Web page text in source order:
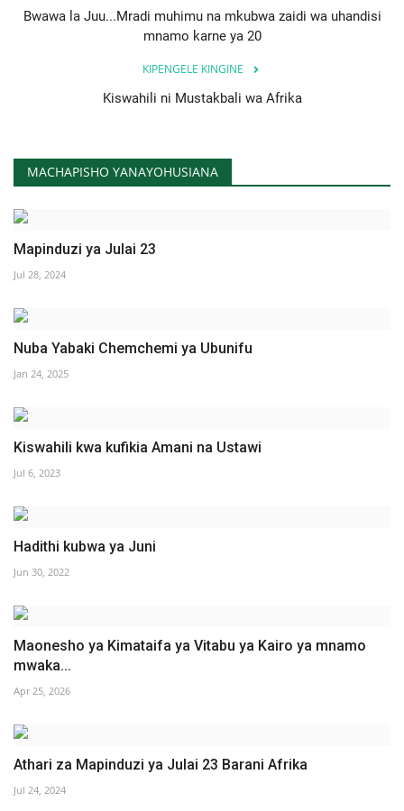
Bwawa la Juu...Mradi muhimu na mkubwa zaidi wa uhandisi
mnamo karne ya 20
KIPENGELE KINGINE
Kiswahili ni Mustakbali wa Afrika
MACHAPISHO YANAYOHUSIANA
Mapinduzi ya Julai 23
Jul 28, 2024
Nuba Yabaki Chemchemi ya Ubunifu
Jan 24, 2025
Kiswahili kwa kufikia Amani na Ustawi
Jul 6, 2023
Hadithi kubwa ya Juni
Jun 30, 2022
Maonesho ya Kimataifa ya Vitabu ya Kairo ya mnamo
mwaka...
Apr 25, 2026
Athari za Mapinduzi ya Julai 23 Barani Afrika
Jul 24, 2024